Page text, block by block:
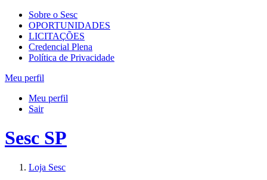
Sobre o Sesc
OPORTUNIDADES
LICITAÇÕES
Credencial Plena
Política de Privacidade
Meu perfil
Meu perfil
Sair
Sesc SP
Loja Sesc